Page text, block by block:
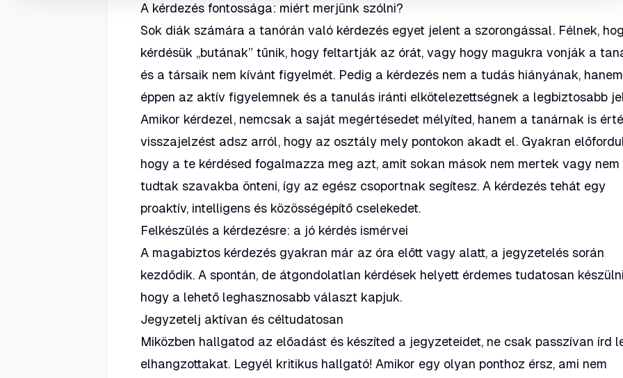
A kérdezés fontossága: miért merjünk szólni?
Sok diák számára a tanórán való kérdezés egyet jelent a szorongással. Félnek,
kérdésük „butának” tűnik, hogy feltartják az órát, vagy hogy magukra vonják a
és a társaik nem kívánt figyelmét. Pedig a kérdezés nem a tudás hiányának, hanem
éppen az aktív figyelemnek és a tanulás iránti elkötelezettségnek a legbiztosabb
Amikor kérdezel, nemcsak a saját megértésedet mélyíted, hanem a tanárnak is
visszajelzést adsz arról, hogy az osztály mely pontokon akadt el. Gyakran
hogy a te kérdésed fogalmazza meg azt, amit sokan mások nem mertek vagy nem
tudtak szavakba önteni, így az egész csoportnak segítesz. A kérdezés tehát egy
proaktív, intelligens és közösségépítő cselekedet.
Felkészülés a kérdezésre: a jó kérdés ismérvei
A magabiztos kérdezés gyakran már az óra előtt vagy alatt, a jegyzetelés során
kezdődik. A spontán, de átgondolatlan kérdések helyett érdemes tudatosan
hogy a lehető leghasznosabb választ kapjuk.
Jegyzetelj aktívan és céltudatosan
Miközben hallgatod az előadást és készíted a jegyzeteidet, ne csak passzívan írd
elhangzottakat. Legyél kritikus hallgató! Amikor egy olyan ponthoz érsz, ami nem